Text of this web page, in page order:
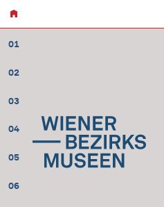
01
02
03
04
05
06